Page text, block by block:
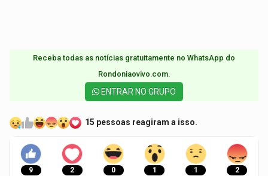
Receba todas as notícias gratuitamente no WhatsApp do
Rondoniaovivo.com.​
ENTRAR NO GRUPO
15 pessoas reagiram a isso.
9 2 0 1 1 2